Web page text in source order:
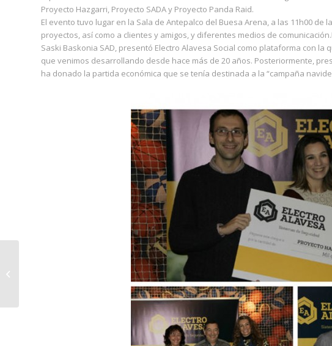
Proyecto Hazgarri, Proyecto SADA y Proyecto Panda Raid.
El evento tuvo lugar en la Sala de Antepalco del Buesa Arena, a las 11h00
proyectos, así como a clientes y amigos, y diferentes medios de
Saski Baskonia SAD, presentó Electro Alavesa Social como plataforma con
que venimos desarrollando desde hace más de 20 años. Posteriormente,
ha donado la partida económica que se tenía destinada a la “campaña